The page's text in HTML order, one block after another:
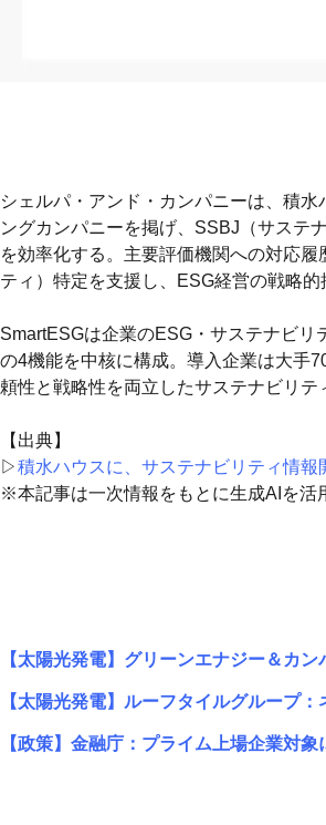
シェルパ・アンド・カンパニーは、積
ングカンパニーを掲げ、SSBJ（サステ
を効率化する。主要評価機関への対応
ティ）特定を支援し、ESG経営の戦略的
SmartESGは企業のESG・サステナビ
の4機能を中核に構成。導入企業は大手
頼性と戦略性を両立したサステナビリテ
【出典】
▷積水ハウスに、サステナビリティ情
※本記事は一次情報をもとに生成AIを活
【太陽光発電】グリーンエナジー＆カ
【太陽光発電】ルーフタイルグループ
【政策】金融庁：プライム上場企業対